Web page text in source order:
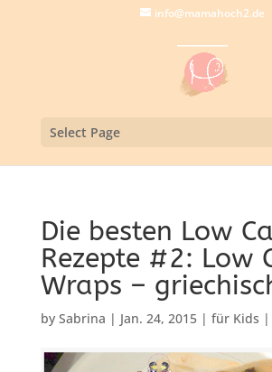
info@mamahoch2.de
Select Page
Die besten Low
Rezepte #2: Low
Wraps –
by Sabrina | Jan. 24, 2015| für Kids |